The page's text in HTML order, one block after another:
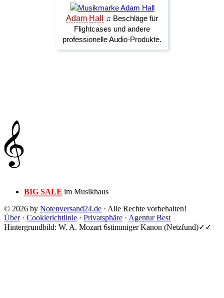
BIG SALE im Musikhaus
© 2026 by Notenversand24.de · Alle Rechte vorbehalten!
Über· Cookierichtlinie · Privatsphäre · Agentur Best
Hintergrundbild: W. A. Mozart 6stimmiger Kanon (Netzfund)✓✓